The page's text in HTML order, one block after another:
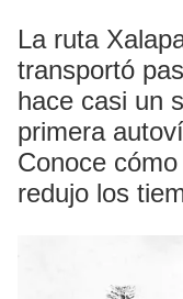
La ruta
transportó
hace casi un
primera
Conoce
redujo los